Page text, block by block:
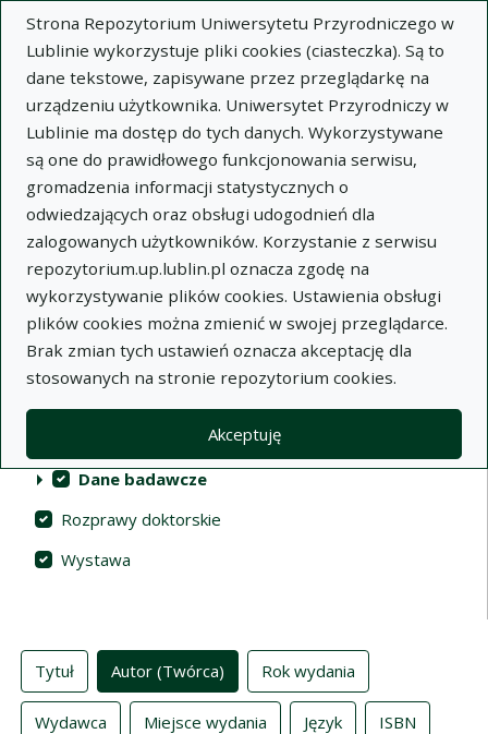
Strona Repozytorium Uniwersytetu Przyrodniczego w
Lublinie wykorzystuje pliki cookies (ciasteczka). Są to
dane tekstowe, zapisywane przez przeglądarkę na
urządzeniu użytkownika. Uniwersytet Przyrodniczy w
Lublinie ma dostęp do tych danych. Wykorzystywane
są one do prawidłowego funkcjonowania serwisu,
gromadzenia informacji statystycznych o
odwiedzających oraz obsługi udogodnień dla
zalogowanych użytkowników. Korzystanie z serwisu
repozytorium.up.lublin.pl oznacza zgodę na
wykorzystywanie plików cookies. Ustawienia obsługi
plików cookies można zmienić w swojej przeglądarce.
Brak zmian tych ustawień oznacza akceptację dla
stosowanych na stronie repozytorium cookies.
Akceptuję
Repozytorium Uniwersytetu
Przyrodniczego w Lublinie
Indeksy
Akcje na kolekcjach Wyczyść Zaznacz wszystko
Kolekcje(automatyczne przeładowanie treści)
Publikacje naukowe
Materiały audiowizualne
Dane badawcze
Rozprawy doktorskie
Wystawa
Indeksy
Tytuł Autor (Twórca) Rok wydania
Wydawca Miejsce wydania Język ISBN